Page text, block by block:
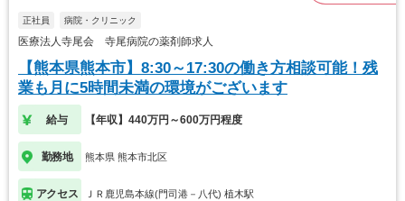
正社員 病院・クリニック
医療法人寺尾会 寺尾病院の薬剤師求人
【熊本県熊本市】8:30～17:30の働き方相談可能！残
業も月に5時間未満の環境がございます
給与 【年収】440万円～600万円程度
勤務地 熊本県 熊本市北区
アクセス ＪＲ鹿児島本線(門司港－八代) 植木駅